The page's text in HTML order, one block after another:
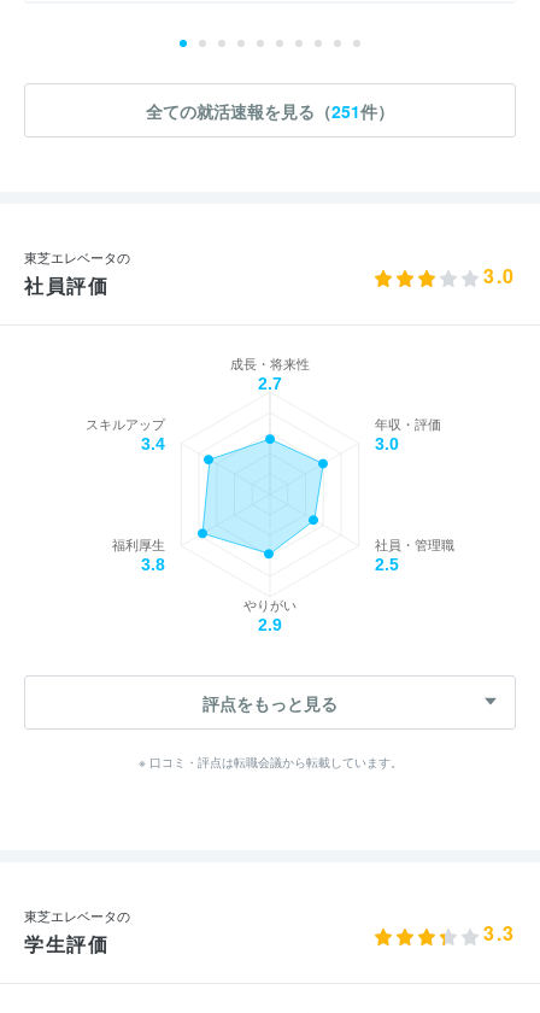
全ての就活速報を見る（251件）
東芝エレベータの
社員評価 3.0
成長・将来性
2.7
年収・評価
3.0
社員・管理職
2.5
やりがい
2.9
福利厚生
3.8
スキルアップ
3.4
評点をもっと見る
※ 口コミ・評点は転職会議から転載しています。
東芝エレベータの
学生評価 3.3